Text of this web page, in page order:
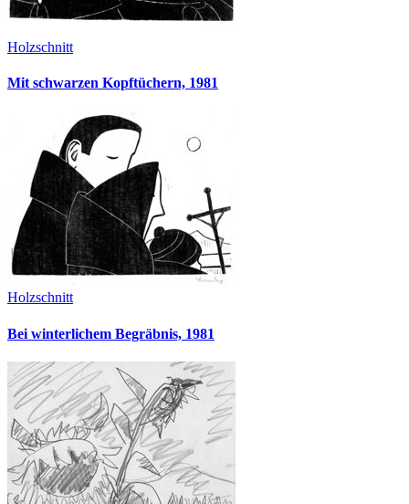
Holzschnitt
Mit schwarzen Kopftüchern, 1981
Holzschnitt
Bei winterlichem Begräbnis, 1981